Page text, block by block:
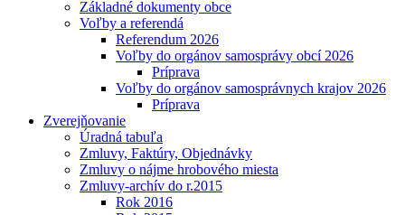
Základné dokumenty obce
Voľby a referendá
Referendum 2026
Voľby do orgánov samosprávy obcí 2026
Príprava
Voľby do orgánov samosprávnych krajov 2026
Príprava
Zverejňovanie
Úradná tabuľa
Zmluvy, Faktúry, Objednávky
Zmluvy o nájme hrobového miesta
Zmluvy-archív do r.2015
Rok 2016